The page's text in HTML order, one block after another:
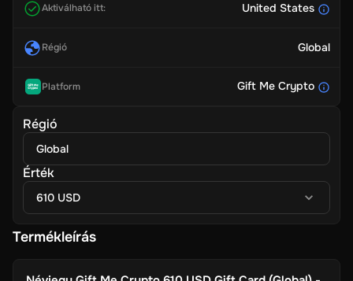
Aktiválható itt: United States
Régió Global
Platform Gift Me Crypto
Régió
Global
Érték
610 USD
Termékleírás